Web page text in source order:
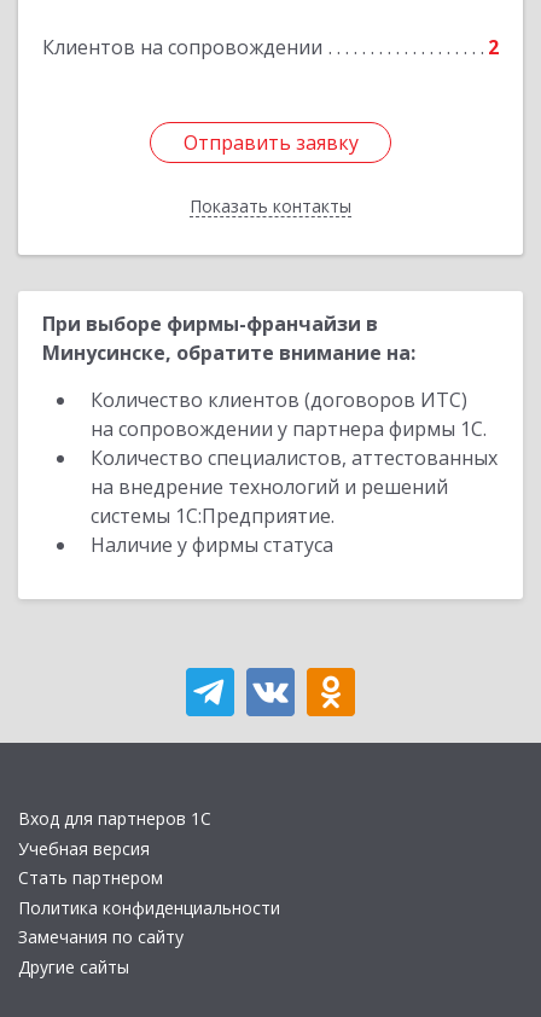
Клиентов на сопровождении 2
Отправить заявку
Показать контакты
Подробнее
Отправить заявку
Назад
При выборе фирмы-франчайзи в
Минусинске, обратите внимание на:
Количество клиентов (договоров ИТС)
на сопровождении у партнера фирмы 1С.
Количество специалистов, аттестованных
на внедрение технологий и решений
системы 1С:Предприятие.
Наличие у фирмы статуса
Вход для партнеров 1С
Учебная версия
Стать партнером
Политика конфиденциальности
Замечания по сайту
Другие сайты